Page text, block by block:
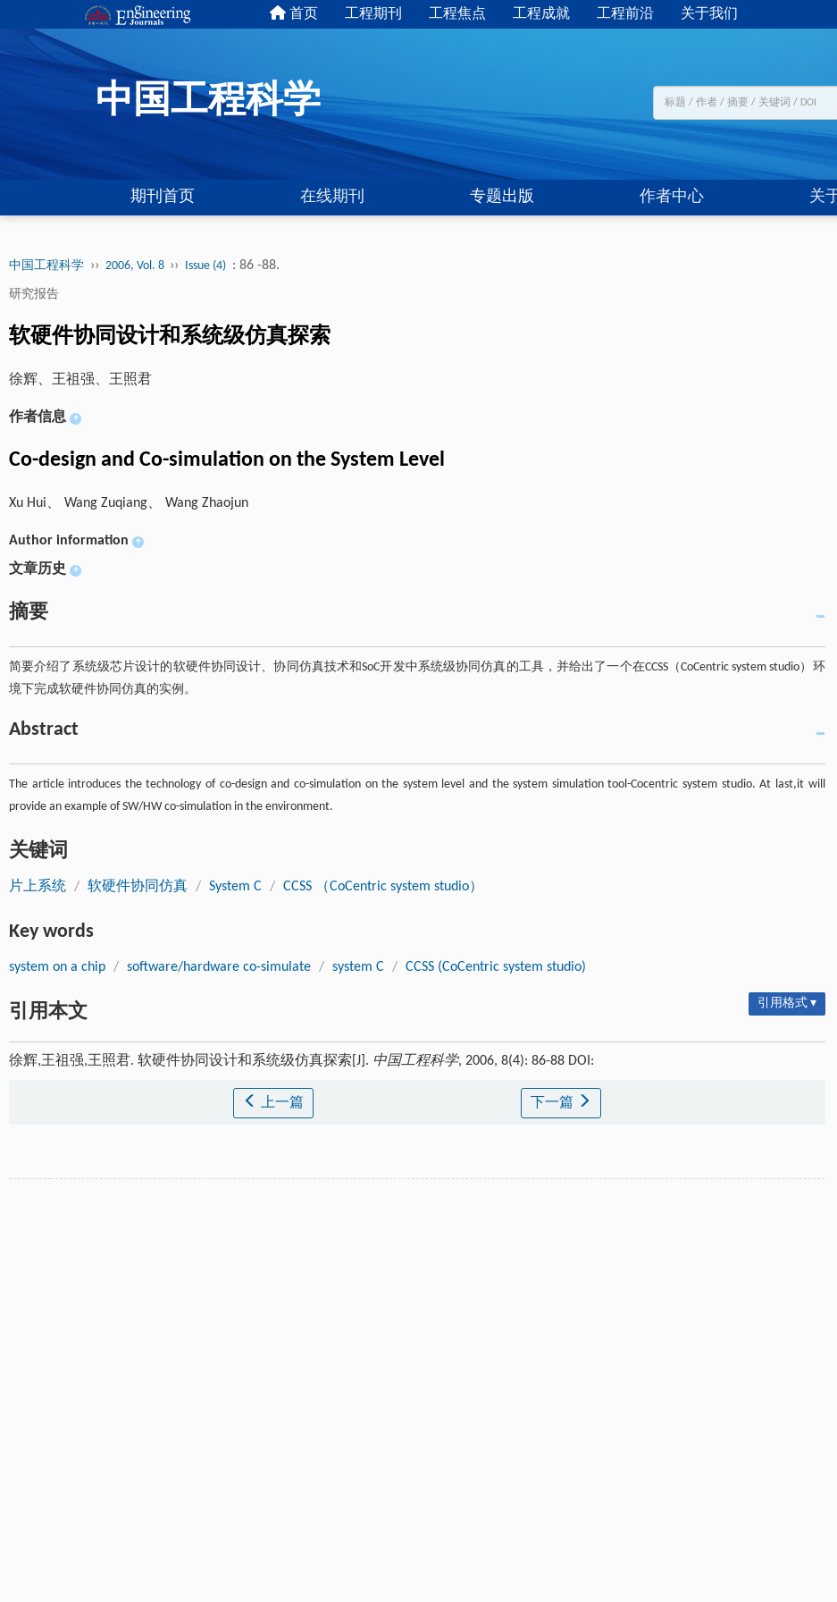
首页 工程期刊 工程焦点 工程成就 工程前沿 关于我们
中国工程科学
期刊首页 在线期刊 专题出版 作者中心 关
中国工程科学 ›› 2006, Vol. 8 ›› Issue (4) : 86 -88.
研究报告
软硬件协同设计和系统级仿真探索
徐辉、王祖强、王照君
作者信息 +
Co-design and Co-simulation on the System Level
Xu Hui、 Wang Zuqiang、 Wang Zhaojun
Author information +
文章历史 +
摘要
简要介绍了系统级芯片设计的软硬件协同设计、协同仿真技术和SoC开发中系统级协同仿真的工具，并给出了一个在CCSS（CoCentric system studio）环
境下完成软硬件协同仿真的实例。
Abstract
The article introduces the technology of co-design and co-simulation on the system level and the system simulation tool-Cocentric system studio. At last,it will
provide an example of SW/HW co-simulation in the environment.
关键词
片上系统 / 软硬件协同仿真 / System C / CCSS （CoCentric system studio）
Key words
system on a chip / software/hardware co-simulate / system C / CCSS (CoCentric system studio)
引用本文 引用格式 ▾
徐辉,王祖强,王照君. 软硬件协同设计和系统级仿真探索[J]. 中国工程科学, 2006, 8(4): 86-88 DOI:
上一篇 下一篇